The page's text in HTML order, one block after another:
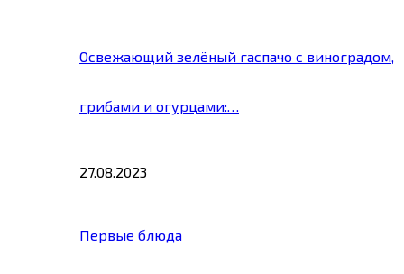
Освежающий зелёный гаспачо с виноградом,
грибами и огурцами:…
27.08.2023
Первые блюда